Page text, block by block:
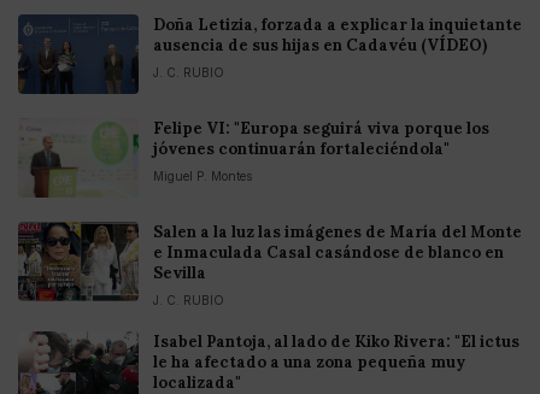
Doña Letizia, forzada a explicar la inquietante
ausencia de sus hijas en Cadavéu (VÍDEO)
J. C. RUBIO
Felipe VI: "Europa seguirá viva porque los
jóvenes continuarán fortaleciéndola"
Miguel P. Montes
Salen a la luz las imágenes de María del Monte
e Inmaculada Casal casándose de blanco en
Sevilla
J. C. RUBIO
Isabel Pantoja, al lado de Kiko Rivera: "El ictus
le ha afectado a una zona pequeña muy
localizada"